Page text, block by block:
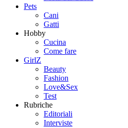
Pets
Cani
Gatti
Hobby
Cucina
Come fare
GirlZ
Beauty
Fashion
Love&Sex
Test
Rubriche
Editoriali
Interviste